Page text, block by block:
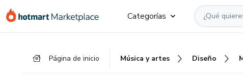
Categorías
Página de inicio Música y artes Diseño